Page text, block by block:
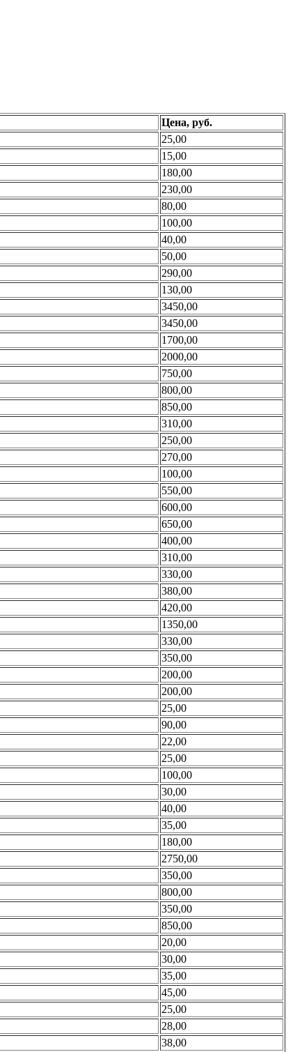
Цена, руб.
25,00
15,00
180,00
230,00
80,00
100,00
40,00
50,00
290,00
130,00
3450,00
3450,00
1700,00
2000,00
750,00
800,00
850,00
310,00
250,00
270,00
100,00
550,00
600,00
650,00
400,00
310,00
330,00
380,00
420,00
1350,00
330,00
350,00
200,00
200,00
25,00
90,00
22,00
25,00
100,00
30,00
40,00
35,00
180,00
2750,00
350,00
800,00
350,00
850,00
20,00
30,00
35,00
45,00
25,00
28,00
38,00